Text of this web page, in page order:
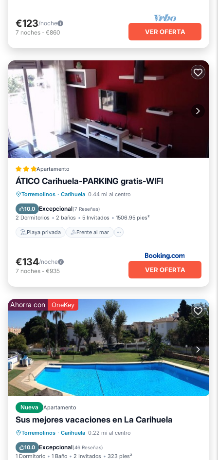
€123/noche
7 noches - €860 VER OFERTA
Apartamento
ÁTICO Carihuela-PARKING gratis-WIFI
Torremolinos · Carihuela 0.44 mi al centro
10.0 Excepcional(7 Reseñas)
2 Dormitorios 2 baños 5 Invitados 1506.95 pies²
Playa privada Frente al mar
Playa privada
Frente al mar
Bañera de hidromasaje
€134/noche
7 noches - €935 VER OFERTA
Ahorra con OneKey
Nueva Apartamento
Sus mejores vacaciones en La Carihuela
Torremolinos · Carihuela 0.22 mi al centro
10.0 Excepcional(46 Reseñas)
1 Dormitorio 1 Baño 2 Invitados 323 pies²
Frente al mar Piscina
Balcón/Terraza